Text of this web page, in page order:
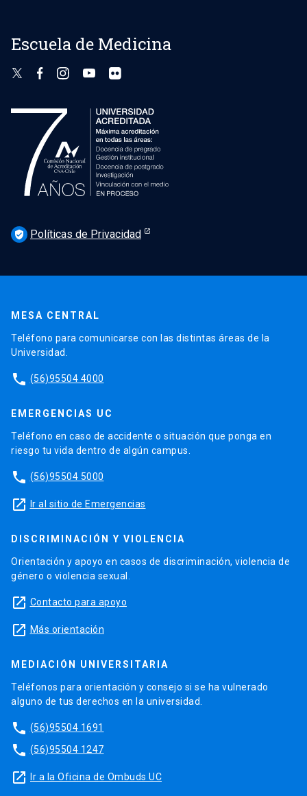
Escuela de Medicina
verified_user Políticas de Privacidad
MESA CENTRAL
Teléfono para comunicarse con las distintas áreas de la
Universidad.
phone (56)95504 4000
EMERGENCIAS UC
Teléfono en caso de accidente o situación que ponga en
riesgo tu vida dentro de algún campus.
phone (56)95504 5000
launch Ir al sitio de Emergencias
DISCRIMINACIÓN Y VIOLENCIA
Orientación y apoyo en casos de discriminación, violencia de
género o violencia sexual.
launch Contacto para apoyo
launch Más orientación
MEDIACIÓN UNIVERSITARIA
Teléfonos para orientación y consejo si se ha vulnerado
alguno de tus derechos en la universidad.
phone (56)95504 1691
phone (56)95504 1247
launch Ir a la Oficina de Ombuds UC